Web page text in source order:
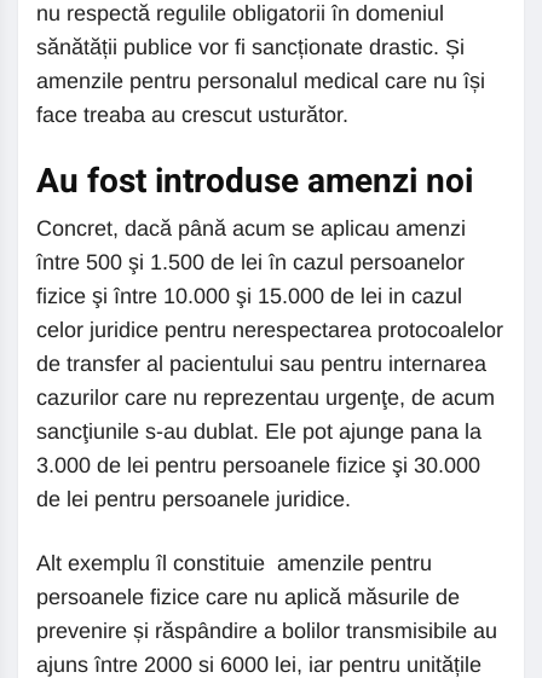
nu respectă regulile obligatorii în domeniul
sănătății publice vor fi sancționate drastic. Și
amenzile pentru personalul medical care nu își
face treaba au crescut usturător.
Au fost introduse amenzi noi
Concret, dacă până acum se aplicau amenzi
între 500 şi 1.500 de lei în cazul persoanelor
fizice şi între 10.000 şi 15.000 de lei in cazul
celor juridice pentru nerespectarea protocoalelor
de transfer al pacientului sau pentru internarea
cazurilor care nu reprezentau urgenţe, de acum
sancţiunile s-au dublat. Ele pot ajunge pana la
3.000 de lei pentru persoanele fizice şi 30.000
de lei pentru persoanele juridice.
Alt exemplu îl constituie amenzile pentru
persoanele fizice care nu aplică măsurile de
prevenire și răspândire a bolilor transmisibile au
ajuns între 2000 si 6000 lei, iar pentru unitățile